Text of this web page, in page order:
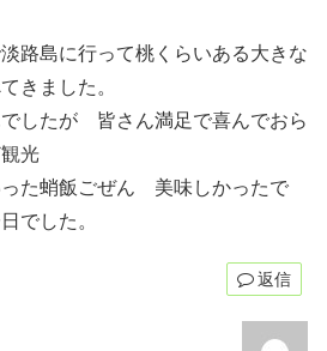
路島に行って桃くらいある大きな
きました。
したが 皆さん満足で喜んでおら
光
た蛸飯ごぜん 美味しかったで
でした。
返信